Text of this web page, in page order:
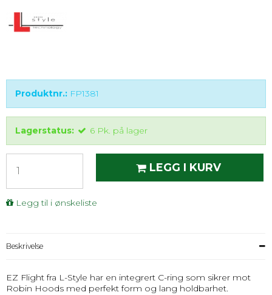
Produktnr.: FP1381
Lagerstatus: 6 Pk. på lager
LEGG I KURV
Legg til i ønskeliste
Beskrivelse
EZ Flight fra L-Style har en integrert C-ring som sikrer mot
Robin Hoods med perfekt form og lang holdbarhet.